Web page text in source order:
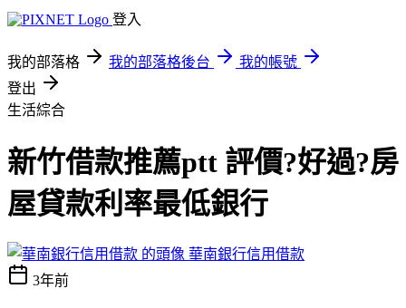
登入
我的部落格 我的部落格後台
我的帳號
登出
生活綜合
新竹借款推薦ptt 評價?好過?房
屋貸款利率最低銀行
華南銀行信用借款
3年前